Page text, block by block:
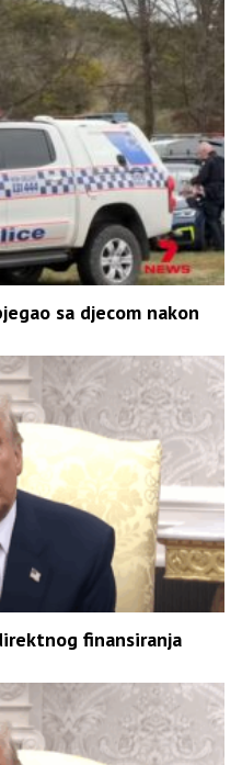
sa djecom nakon
finansiranja